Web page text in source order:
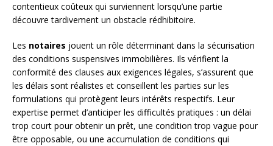
contentieux coûteux qui surviennent lorsqu’une partie
découvre tardivement un obstacle rédhibitoire.
Les notaires jouent un rôle déterminant dans la sécurisation
des conditions suspensives immobilières. Ils vérifient la
conformité des clauses aux exigences légales, s’assurent que
les délais sont réalistes et conseillent les parties sur les
formulations qui protègent leurs intérêts respectifs. Leur
expertise permet d’anticiper les difficultés pratiques : un délai
trop court pour obtenir un prêt, une condition trop vague pour
être opposable, ou une accumulation de conditions qui